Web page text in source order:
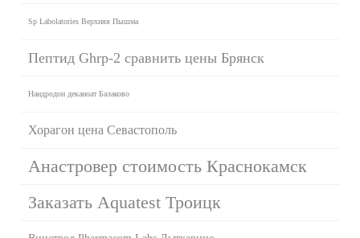
Sp Labolatories Верхняя Пышма
Пептид Ghrp-2 сравнить цены Брянск
Нандродон деканоат Балаково
Хорагон цена Севастополь
Анастровер стоимость Краснокамск
Заказать Aquatest Троицк